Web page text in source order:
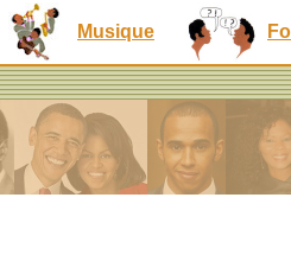
Musique